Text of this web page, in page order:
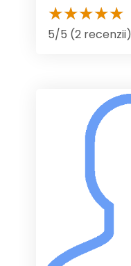
5/5 (2 recenzii)